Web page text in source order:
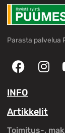
Parasta palvelua
INFO
Artikkelit
Toimitus-,